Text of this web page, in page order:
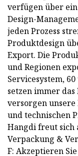
verfügen über
Design-
jeden Prozess
Produktdesign
Export. Die
und Regionen
Servicesystem,
setzen immer
versorgen
und technischen
Hangdi freut sich
Verpackung &
F: Akzeptieren